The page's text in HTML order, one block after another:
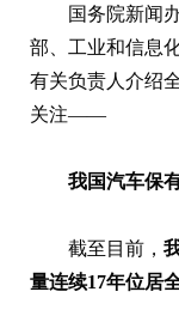
国务院新闻
部、工业和信息
有关负责人介绍
关注——
我国汽车保
截至目前，
量连续17年位居